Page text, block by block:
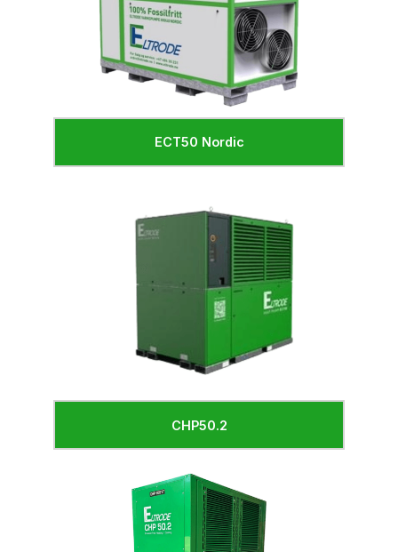
ECT50 Nordic
CHP50.2